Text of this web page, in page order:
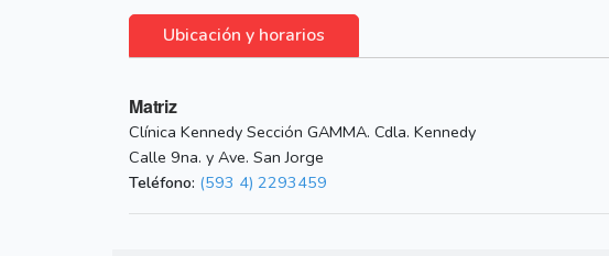
Ubicación y horarios
Matriz
Clínica Kennedy Sección GAMMA. Cdla. Kennedy
Calle 9na. y Ave. San Jorge
Teléfono: (593 4) 2293459